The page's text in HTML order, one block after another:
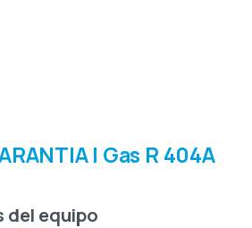
I Gas R 404A
del equipo